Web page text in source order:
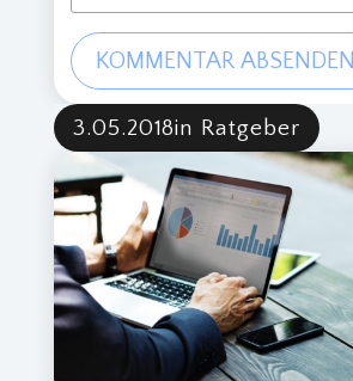
3.05.2018in Ratgeber
KOMMENTAR ABSENDEN